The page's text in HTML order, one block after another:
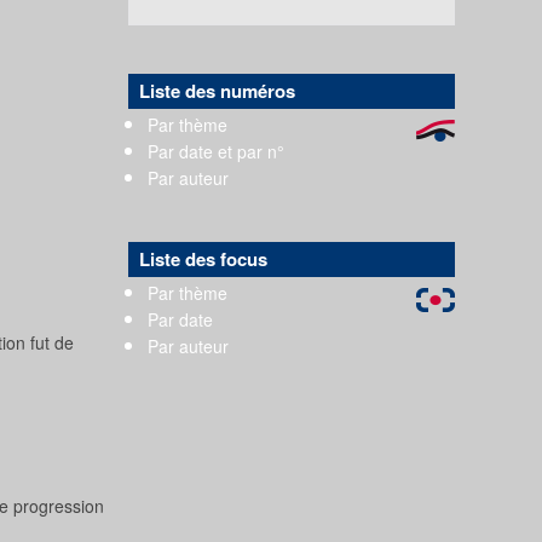
fut de
progression
Liste des numéros
Par thème
Par date et par n°
Par auteur
Liste des focus
Par thème
Par date
Par auteur